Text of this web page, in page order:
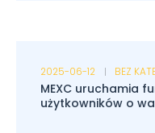
2025-06-12 BEZ
MEXC uruchamia
użytkowników o